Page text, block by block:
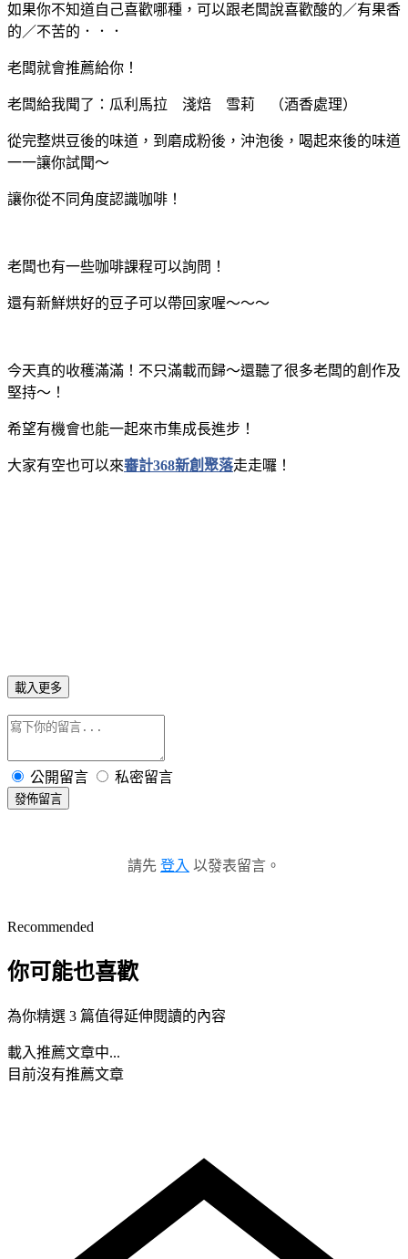
如果你不知道自己喜歡哪種，可以跟老闆說喜歡酸的／有果香
的／不苦的．．．
老闆就會推薦給你！
老闆給我聞了：瓜利馬拉 淺焙 雪莉 （酒香處理）
從完整烘豆後的味道，到磨成粉後，沖泡後，喝起來後的味道
一一讓你試聞～
讓你從不同角度認識咖啡！
老闆也有一些咖啡課程可以詢問！
還有新鮮烘好的豆子可以帶回家喔～～～
今天真的收穫滿滿！不只滿載而歸～還聽了很多老闆的創作及
堅持～！
希望有機會也能一起來市集成長進步！
大家有空也可以來審計368新創聚落走走囉！
載入更多
公開留言 私密留言
發佈留言
請先 登入 以發表留言。
Recommended
你可能也喜歡
為你精選 3 篇值得延伸閱讀的內容
載入推薦文章中...
目前沒有推薦文章